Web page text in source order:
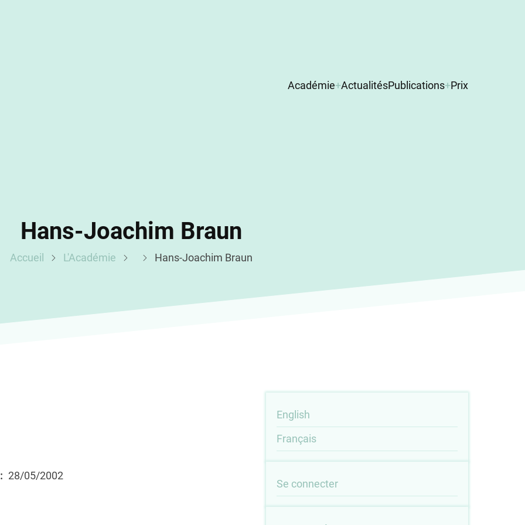
Navigation
Académie ActualitésPublications Prix
Hans-Joachim Braun
Accueil L'Académie Hans-Joachim Braun
28/05/2002
English
Français
User
account
Se connecter